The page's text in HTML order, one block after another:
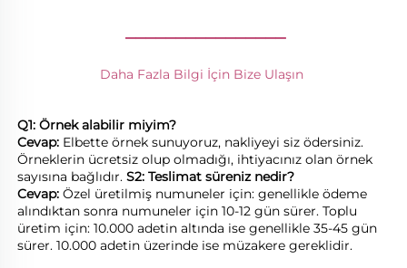
________________
Daha Fazla Bilgi İçin Bize Ulaşın
Q1: Örnek alabilir miyim?
Cevap: Elbette örnek sunuyoruz, nakliyeyi siz ödersiniz.
Örneklerin ücretsiz olup olmadığı, ihtiyacınız olan örnek
sayısına bağlıdır. S2: Teslimat süreniz nedir?
Cevap: Özel üretilmiş numuneler için: genellikle ödeme
alındıktan sonra numuneler için 10-12 gün sürer. Toplu
üretim için: 10.000 adetin altında ise genellikle 35-45 gün
sürer. 10.000 adetin üzerinde ise müzakere gereklidir.